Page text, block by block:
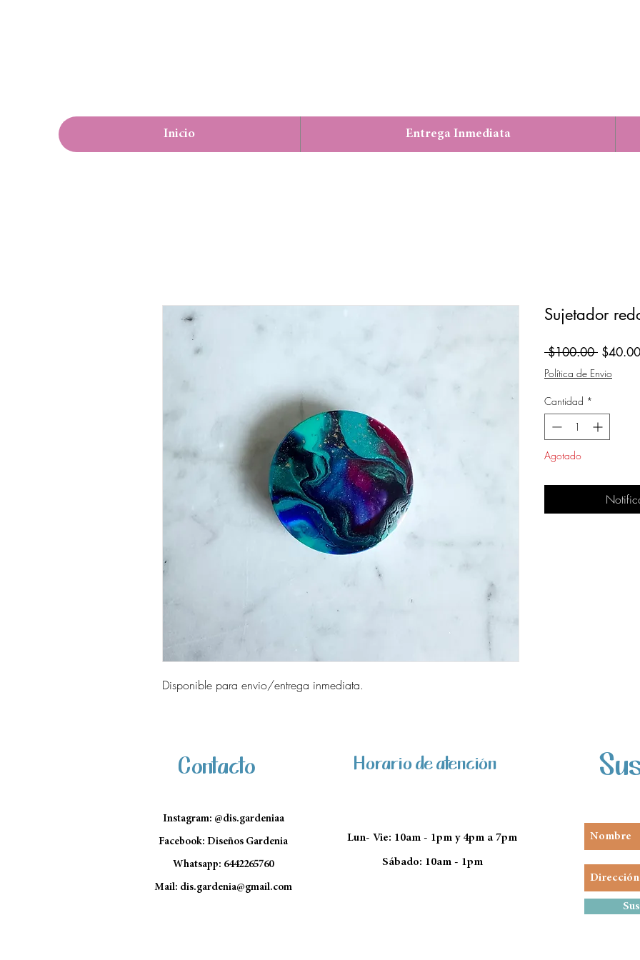
Inicio Entrega Inmediata
Disponible para envio/entrega inmediata.
Sujetador
$100.00 Precio
$40.00
Política de Envio
Cantidad *
Agotado
Contacto
Instagram: @dis.gardeniaa
Facebook: Diseños Gardenia
Whatsapp: 6442265760
Mail: dis.gardenia@gmail.com
Horario de atención
Lun- Vie: 10am - 1pm y 4pm a 7pm
Sábado: 10am - 1pm